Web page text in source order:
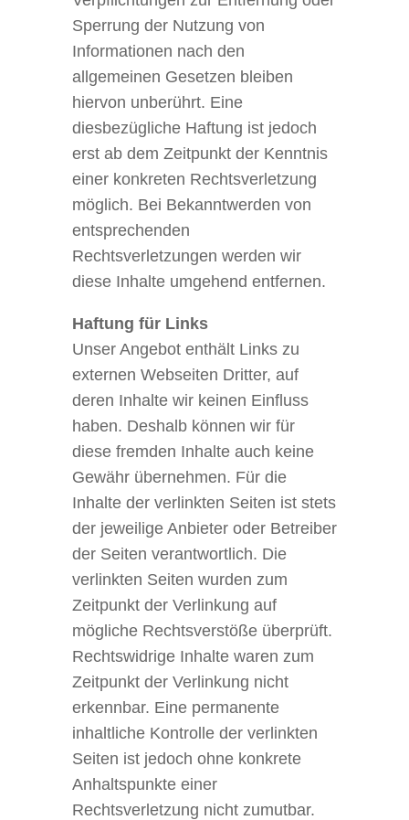
Sperrung der Nutzung von
Informationen nach den
allgemeinen Gesetzen bleiben
hiervon unberührt. Eine
diesbezügliche Haftung ist jedoch
erst ab dem Zeitpunkt der Kenntnis
einer konkreten Rechtsverletzung
möglich. Bei Bekanntwerden von
entsprechenden
Rechtsverletzungen werden wir
diese Inhalte umgehend entfernen.
Haftung für Links
Unser Angebot enthält Links zu
externen Webseiten Dritter, auf
deren Inhalte wir keinen Einfluss
haben. Deshalb können wir für
diese fremden Inhalte auch keine
Gewähr übernehmen. Für die
Inhalte der verlinkten Seiten ist stets
der jeweilige Anbieter oder Betreiber
der Seiten verantwortlich. Die
verlinkten Seiten wurden zum
Zeitpunkt der Verlinkung auf
mögliche Rechtsverstöße überprüft.
Rechtswidrige Inhalte waren zum
Zeitpunkt der Verlinkung nicht
erkennbar. Eine permanente
inhaltliche Kontrolle der verlinkten
Seiten ist jedoch ohne konkrete
Anhaltspunkte einer
Rechtsverletzung nicht zumutbar.